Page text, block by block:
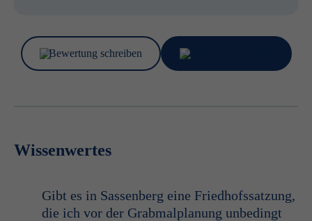
Bewertung schreiben Bewertungen lesen
Wissenwertes
Gibt es in Sassenberg eine Friedhofssatzung,
die ich vor der Grabmalplanung unbedingt